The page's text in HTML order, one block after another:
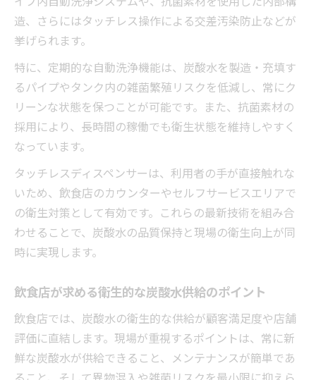
業務用ウォーターサーバーで炭酸水切れを
防ぐ方法
クリーン炭酸水システムの安定性を徹底比
較
店舗運営で重視したい業務用システム比較術
炭酸水システム比較で押さえたい業務用ポ
イント
業務用ウォーターサーバー選びの比較基準
とは
レンタルや中古など導入形態の比較ポイン
ト
業務用炭酸水ディスペンサーの比較で注目
炭酸サーバー業務用の価格やサポート体制
を比較
造、さらにはタッチレス操作による交差汚染防止などが
挙げられます。
特に、定期的な自動洗浄機能は、炭酸水を製造・充填す
るパイプやタンク内の雑菌繁殖リスクを低減し、常にク
リーンな状態を保つことが可能です。また、抗菌素材の
採用により、長時間の稼働でも衛生状態を維持しやすく
なっています。
タッチレスディスペンサーは、利用者の手が直接触れな
いため、飲食店のカウンターやセルフサービスエリアで
の衛生対策として有効です。これらの最新技術を組み合
わせることで、炭酸水の品質保持と現場の衛生向上が同
時に実現します。
飲食店が求める衛生的な炭酸水供給のポイント
飲食店では、炭酸水の衛生的な供給が顧客満足度や店舗
評価に直結します。現場が重視するポイントは、常に新
鮮な炭酸水が供給できること、メンテナンスが簡単であ